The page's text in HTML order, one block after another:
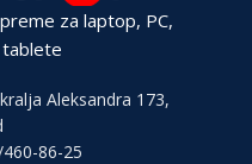
za laptop, PC,
Aleksandra 173,
86-25